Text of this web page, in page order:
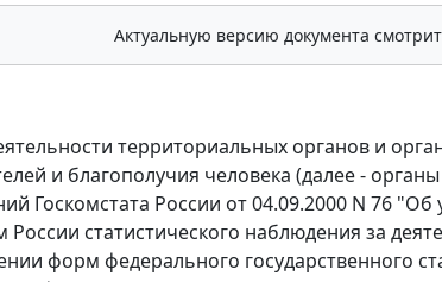
Актуальную версию документа
территориальных органов и
и благополучия человека (далее -
Госкомстата России от 04.09.2000 N 76
статистического наблюдения за
форм федерального государственного